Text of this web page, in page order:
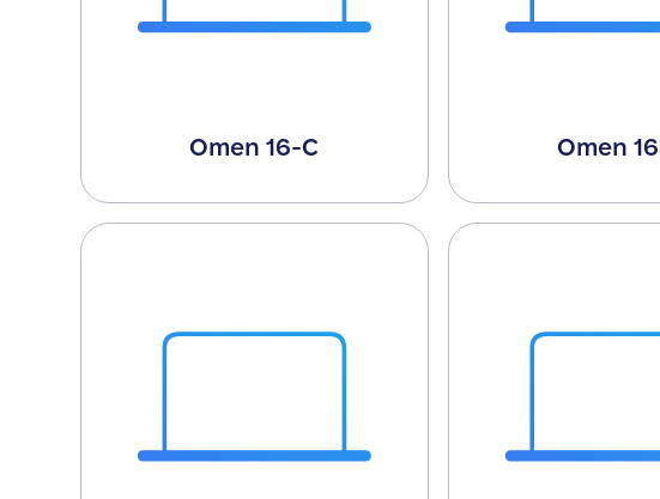
Omen 16-C Omen